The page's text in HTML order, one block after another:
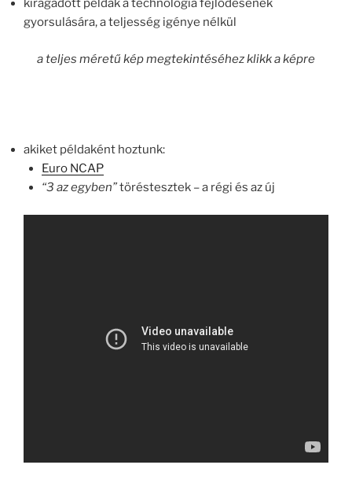
kiragadott példák a technológia fejlődésének
gyorsulására, a teljesség igénye nélkül
a teljes méretű kép megtekintéséhez klikk a képre
akiket példaként hoztunk:
Euro NCAP
“3 az egyben”töréstesztek – a régi és az új